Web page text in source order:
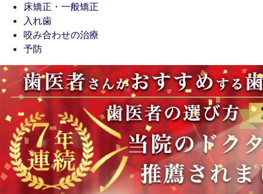
床矯正・一般矯正
入れ歯
咬み合わせの治療
予防